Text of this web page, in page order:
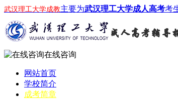
武汉理工大学成教主要为武汉理工大学成人高考考
在线咨询
网站首页
学校简介
成考简章